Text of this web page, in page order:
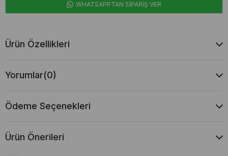
WHATSAPPTAN SİPARİŞ VER
Ürün Özellikleri
Yorumlar(0)
Ödeme Seçenekleri
Ürün Önerileri